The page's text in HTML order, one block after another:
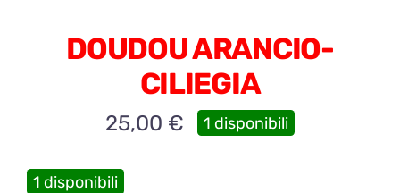
DOUDOU ARANCIO-
CILIEGIA
25,00 € 1 disponibili
1 disponibili